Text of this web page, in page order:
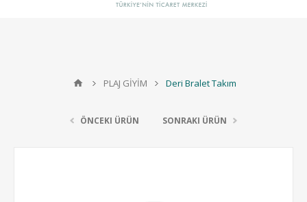
PLAJ GİYİM Deri Bralet Takım
ÖNCEKI ÜRÜN SONRAKI ÜRÜN